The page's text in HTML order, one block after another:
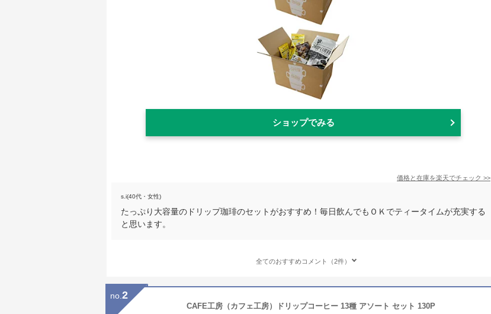
ショップでみる
価格と在庫を楽天でチェック >>
s.i(40代・女性)
たっぷり大容量のドリップ珈琲のセットがおすすめ！毎日飲んでもＯＫでティータイムが充実する
と思います。
全てのおすすめコメント（2件）
no. 2
CAFE工房（カフェ工房）ドリップコーヒー 13種 アソート セット 130P